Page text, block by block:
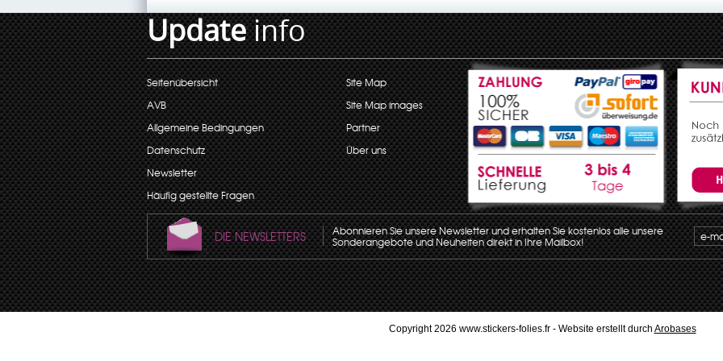
Updateinfo
Seitenübersicht
AVB
Allgemeine Bedingungen
Datenschutz
Newsletter
Häufig gestellte Fragen
Site Map
Site Map images
Partner
Über uns
DIE NEWSLETTERS Abonnieren Sie unsere Newsletter und erhalten Sie kostenlos alle unsere
Sonderangebote und Neuheiten direkt in Ihre Mailbox!
Copyright 2026 www.stickers-folies.fr - Website erstellt durch Arobases